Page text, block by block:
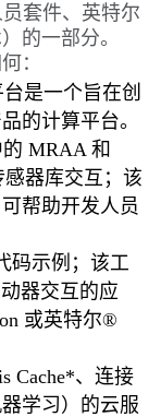
套件、英特尔
的一部分。
：
是一个旨在创
的计算平台。
MRAA 和
器库交互；该
帮助开发人员
码示例；该工
器交互的应
或英特尔®
Cache*、连接
学习）的云服